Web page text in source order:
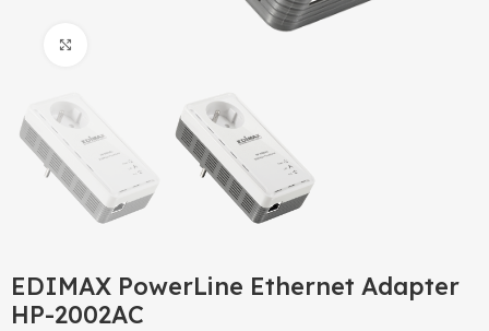
EDIMAX PowerLine Ethernet Adapter
HP-2002AC